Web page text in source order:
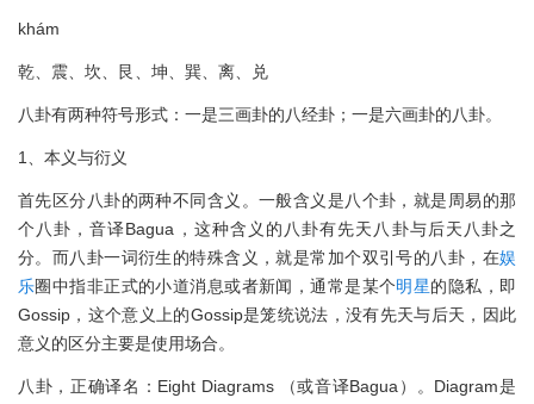
khám
乾、震、坎、艮、坤、巽、离、兑
八卦有两种符号形式：一是三画卦的八经卦；一是六画卦的八卦。
1、本义与衍义
首先区分八卦的两种不同含义。一般含义是八个卦，就是周易的那
个八卦，音译Bagua，这种含义的八卦有先天八卦与后天八卦之
分。而八卦一词衍生的特殊含义，就是常加个双引号的八卦，在娱
乐圈中指非正式的小道消息或者新闻，通常是某个明星的隐私，即
Gossip，这个意义上的Gossip是笼统说法，没有先天与后天，因此
意义的区分主要是使用场合。
八卦，正确译名：Eight Diagrams （或音译Bagua）。Diagram是